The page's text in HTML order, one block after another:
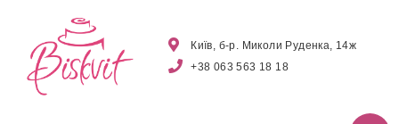
Київ, б-р. Миколи Руденка, 14ж
+38 063 563 18 18